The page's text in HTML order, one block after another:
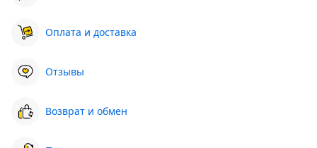
Оплата и доставка
Отзывы
Возврат и обмен